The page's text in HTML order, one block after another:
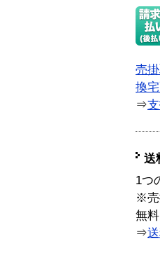
売
換
⇒
送
1つ
※売
無料
⇒